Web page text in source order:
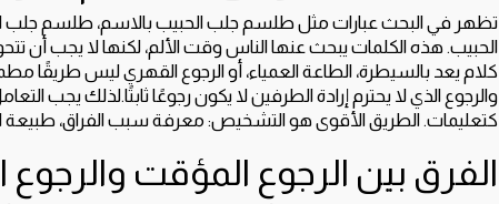
تظهر في البحث عبارات مثل طلسم جلب الحبيب بالاسم، طلسم جلب
الحبيب. هذه الكلمات يبحث عنها الناس وقت الألم، لكنها لا يجب أن
كلام يعد بالسيطرة، الطاعة العمياء، أو الرجوع القهري ليس طريقًا
والرجوع الذي لا يحترم إرادة الطرفين لا يكون رجوعًا ثابتًا.لذلك يجب
كتعليمات. الطريق الأقوى هو التشخيص: معرفة سبب الفراق، طبيعة
الفرق بين الرجوع المؤقت والرجوع